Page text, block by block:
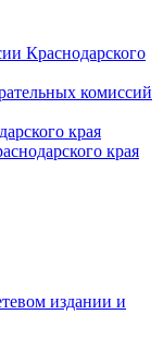
Краснодарского
комиссий
края
края
издании и